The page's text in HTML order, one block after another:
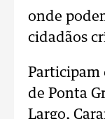
onde
cidadãos
Participam
de Ponta
Largo,